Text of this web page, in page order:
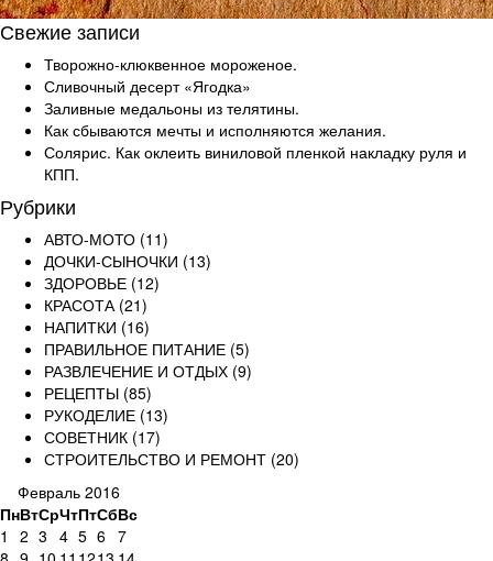
Свежие записи
Творожно-клюквенное мороженое.
Сливочный десерт «Ягодка»
Заливные медальоны из телятины.
Как сбываются мечты и исполняются желания.
Солярис. Как оклеить виниловой пленкой накладку руля и
КПП.
Рубрики
АВТО-МОТО (11)
ДОЧКИ-СЫНОЧКИ (13)
ЗДОРОВЬЕ (12)
КРАСОТА(21)
НАПИТКИ (16)
ПРАВИЛЬНОЕ ПИТАНИЕ (5)
РАЗВЛЕЧЕНИЕ И ОТДЫХ (9)
РЕЦЕПТЫ (85)
РУКОДЕЛИЕ (13)
СОВЕТНИК (17)
СТРОИТЕЛЬСТВО И РЕМОНТ (20)
Февраль 2016
ПнВтСрЧтПтСбВс
1 2 3 4 5 6 7